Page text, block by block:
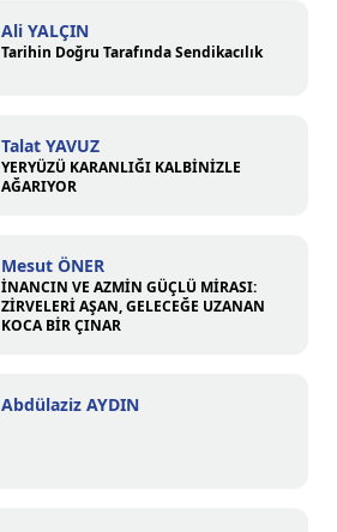
Ali YALÇIN
Tarihin Doğru Tarafında Sendikacılık
Talat YAVUZ
YERYÜZÜ KARANLIĞI KALBİNİZLE
AĞARIYOR
Mesut ÖNER
İNANCIN VE AZMİN GÜÇLÜ MİRASI:
ZİRVELERİ AŞAN, GELECEĞE UZANAN
KOCA BİR ÇINAR
Abdülaziz AYDIN